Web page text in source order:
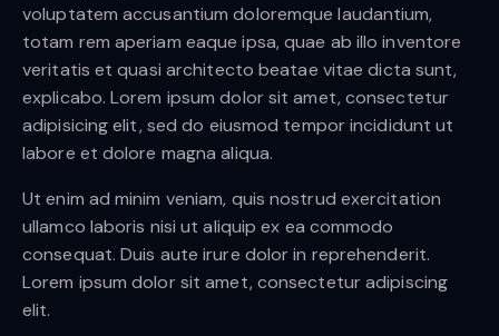
voluptatem accusantium doloremque laudantium,
totam rem aperiam eaque ipsa, quae ab illo inventore
veritatis et quasi architecto beatae vitae dicta sunt,
explicabo. Lorem ipsum dolor sit amet, consectetur
adipisicing elit, sed do eiusmod tempor incididunt ut
labore et dolore magna aliqua.
Ut enim ad minim veniam, quis nostrud exercitation
ullamco laboris nisi ut aliquip ex ea commodo
consequat. Duis aute irure dolor in reprehenderit.
Lorem ipsum dolor sit amet, consectetur adipiscing
elit.